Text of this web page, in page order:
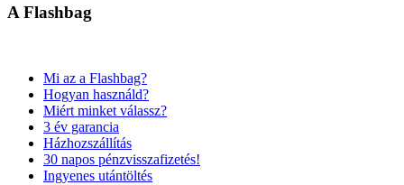
A Flashbag
Mi az a Flashbag?
Hogyan használd?
Miért minket válassz?
3 év garancia
Házhozszállítás
30 napos pénzvisszafizetés!
Ingyenes utántöltés